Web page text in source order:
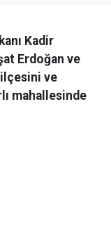
Kadir
Erdoğan ve
ve
mahallesinde